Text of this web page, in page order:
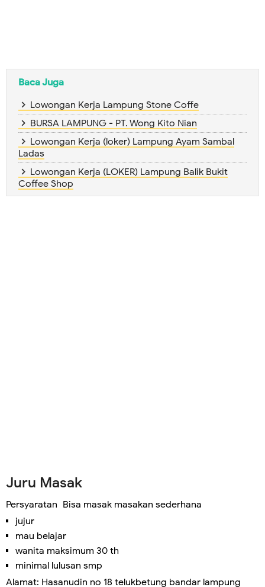
Baca Juga
Lowongan Kerja Lampung Stone Coffe
BURSA LAMPUNG - PT. Wong Kito Nian
Lowongan Kerja (loker) Lampung Ayam Sambal
Ladas
Lowongan Kerja (LOKER) Lampung Balik Bukit
Coffee Shop
Juru Masak
Persyaratan Bisa masak masakan sederhana
jujur
mau belajar
wanita maksimum 30 th
minimal lulusan smp
Alamat: Hasanudin no 18 telukbetung bandar lampung